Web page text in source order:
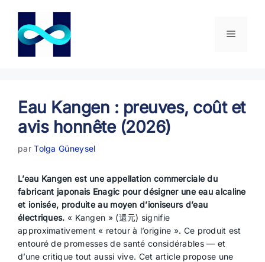
contenu
Menu
Eau Kangen : preuves, coût et
avis honnête (2026)
parTolga Güneysel
L’eau Kangen est une appellation commerciale du
fabricant japonais Enagic pour désigner une eau alcaline
et ionisée, produite au moyen d’ioniseurs d’eau
électriques. « Kangen » (還元) signifie
approximativement « retour à l’origine ». Ce produit est
entouré de promesses de santé considérables — et
d’une critique tout aussi vive. Cet article propose une